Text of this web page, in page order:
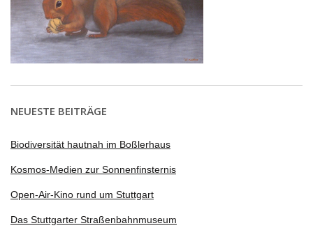
NEUESTE BEITRÄGE
Biodiversität hautnah im Boßlerhaus
Kosmos-Medien zur Sonnenfinsternis
Open-Air-Kino rund um Stuttgart
Das Stuttgarter Straßenbahnmuseum